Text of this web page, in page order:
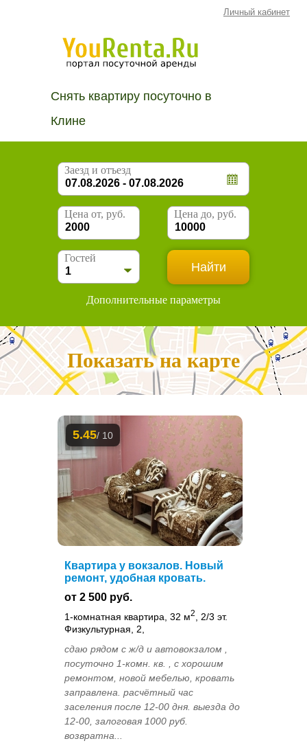
Личный кабинет
Снять квартиру посуточно в
Клине
Заезд и отъезд
Цена от, руб. Цена до, руб.
Гостей
Дополнительные параметры
Показать на карте
5.45/ 10
Квартира у вокзалов. Новый
ремонт, удобная кровать.
от 2 500 руб.
1-комнатная квартира, 32 м2
, 2/3 эт.
Физкультурная, 2,
сдаю рядом с ж/д и автовокзалом ,
посуточно 1-комн. кв. , с хорошим
ремонтом, новой мебелью, кровать
заправлена. расчётный час
заселения после 12-00 дня. выезда до
12-00, залоговая 1000 руб.
возвратна...